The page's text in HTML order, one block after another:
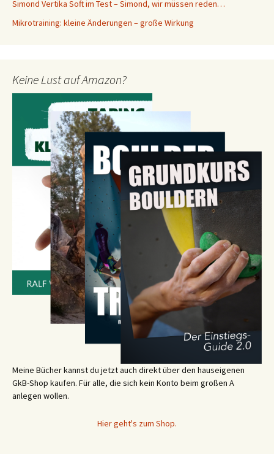
Simond Vertika Soft im Test – Simond, wir müssen reden…
Mikrotraining: kleine Änderungen – große Wirkung
Keine Lust auf Amazon?
Meine Bücher kannst du jetzt auch direkt über den hauseigenen
GkB-Shop kaufen. Für alle, die sich kein Konto beim großen A
anlegen wollen.
Hier geht's zum Shop.